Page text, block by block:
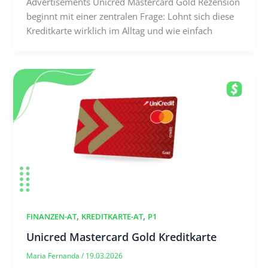
beginnt mit einer zentralen Frage: Lohnt sich diese
Kreditkarte wirklich im Alltag und wie einfach
FINANZEN-AT, KREDITKARTE-AT, P1
Unicred Mastercard Gold Kreditkarte
Maria Fernanda/ 19.03.2026